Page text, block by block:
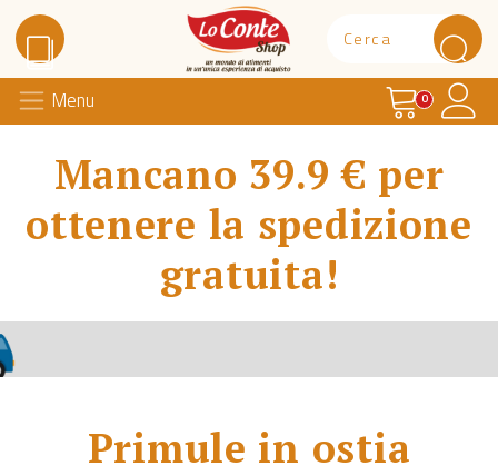
Lo Conte Shop
Menu Carrello
0
Mancano 39.9 € per
ottenere la spedizione
gratuita!
Primule in ostia